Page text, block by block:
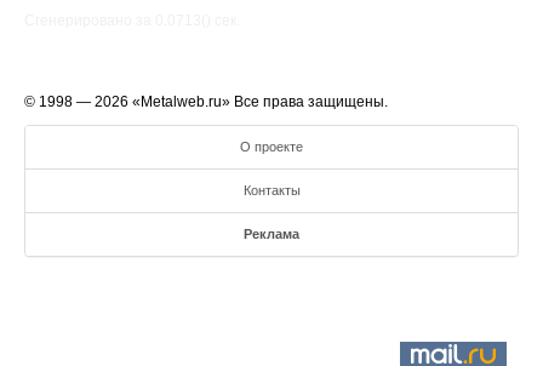
© 1998 — 2026 «Metalweb.ru» Все права защищены.
О проекте
Контакты
Реклама